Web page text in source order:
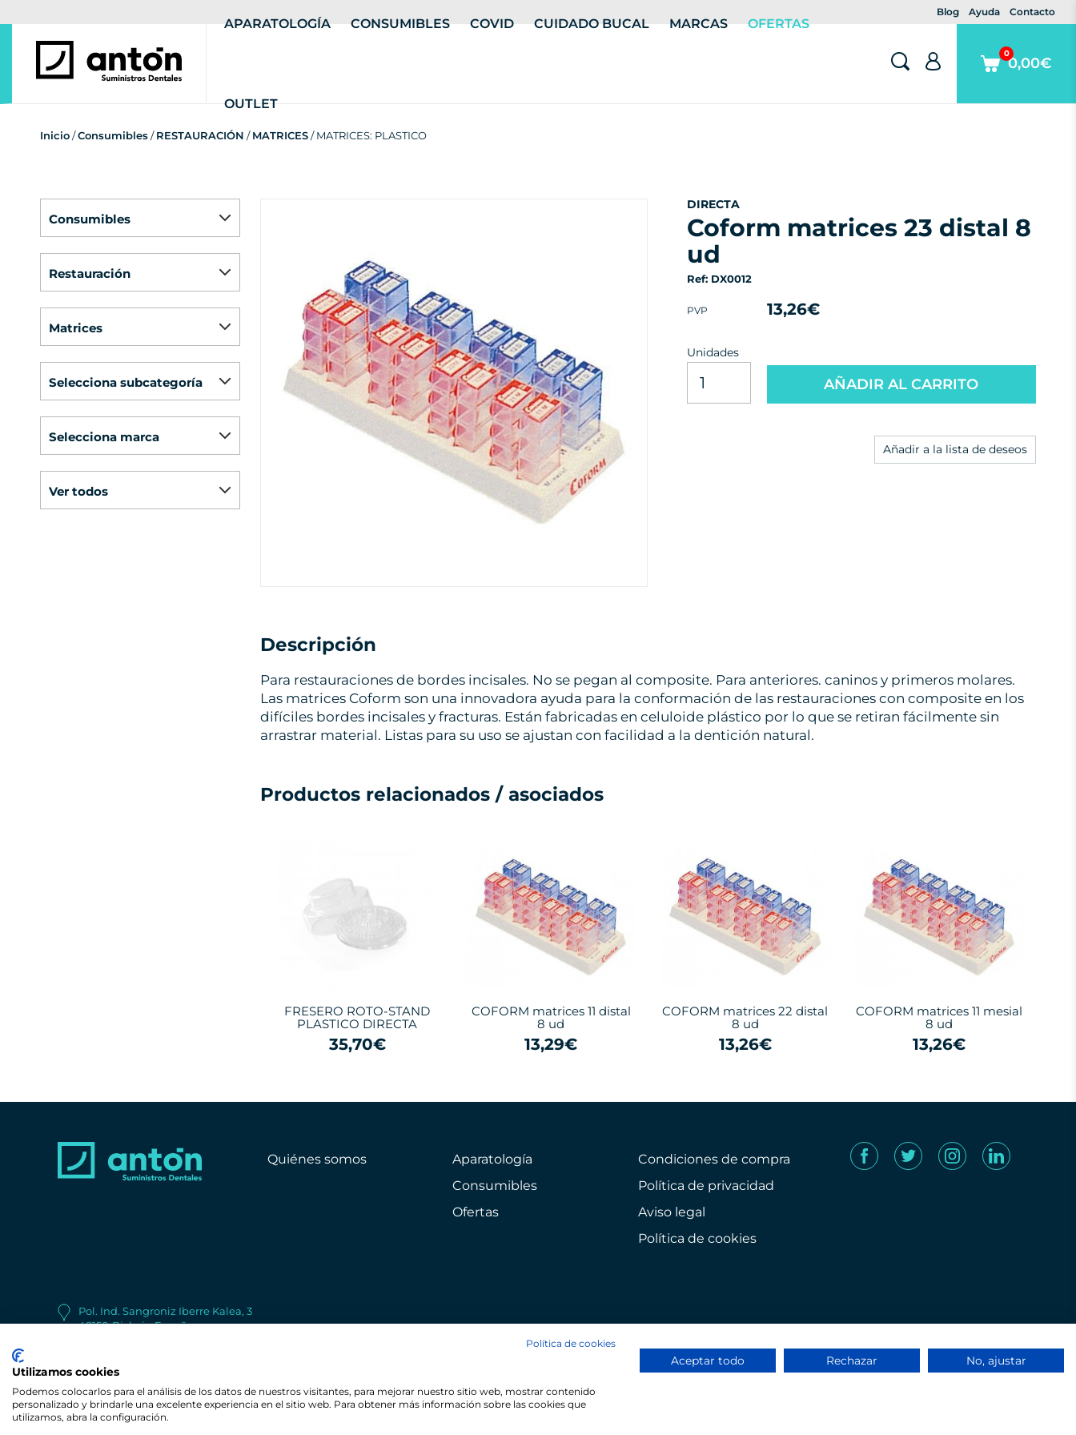
Blog Ayuda Contacto
APARATOLOGÍA CONSUMIBLES COVID CUIDADO BUCAL MARCAS OFERTAS
OUTLET
0,00€
0
Inicio/Consumibles/RESTAURACIÓN /MATRICES/ MATRICES: PLASTICO
consumibles
restauración
matrices
selecciona subcategoría
selecciona marca
ver todos
DIRECTA
coform matrices 23 distal 8
ud
Ref: DX0012
PVP 13,26€
Unidades
AÑADIR AL CARRITO
Añadir a la lista de deseos
Descripción
Para restauraciones de bordes incisales. No se pegan al composite. Para anteriores. caninos y primeros molares.
Las matrices Coform son una innovadora ayuda para la conformación de las restauraciones con composite en los
difíciles bordes incisales y fracturas. Están fabricadas en celuloide plástico por lo que se retiran fácilmente sin
arrastrar material. Listas para su uso se ajustan con facilidad a la dentición natural.
Productos relacionados / asociados
FRESERO ROTO-STAND
PLASTICO DIRECTA
35,70€
COFORM matrices 11 distal
8 ud
13,29€
COFORM matrices 22 distal
8 ud
13,26€
COFORM matrices 11 mesial
8 ud
13,26€
Quiénes somos
Aparatología
Consumibles
Ofertas
Condiciones de compra
Política de privacidad
Aviso legal
Política de cookies
Pol. Ind. Sangroniz Iberre Kalea, 3
48150 Bizkaia España
© Copyright Antón Suministros Dentales
Política de cookies
Utilizamos cookies
Podemos colocarlos para el análisis de los datos de nuestros visitantes, para mejorar nuestro sitio web, mostrar contenido
personalizado y brindarle una excelente experiencia en el sitio web. Para obtener más información sobre las cookies que
utilizamos, abra la configuración.
Aceptar todo Rechazar No, ajustar